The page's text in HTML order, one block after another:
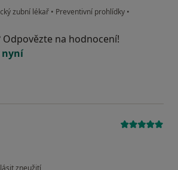
zubní lékař • Preventivní prohlídky •
účet byl odstraněn
Odpovězte na hodnocení!
nyní
názoru uživatele Pacient